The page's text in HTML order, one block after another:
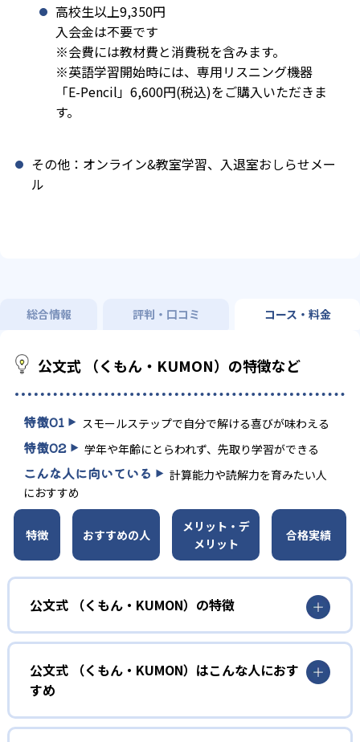
高校生以上9,350円
入会金は不要です
※会費には教材費と消費税を含みます。
※英語学習開始時には、専用リスニング機器
「E-Pencil」6,600円(税込)をご購入いただきま
す。
その他：オンライン&教室学習、入退室おしらせメー
ル
総合情報 評判・口コミ コース・料金
公文式 （くもん・KUMON）の特徴など
特徴01 スモールステップで自分で解ける喜びが味わえる
特徴02 学年や年齢にとらわれず、先取り学習ができる
こんな人に向いている
計算能力や読解力を育みたい人
におすすめ
特徴 おすすめの人
メリット・デ
メリット
合格実績
公文式 （くもん・KUMON）の特徴
01
無学年式の学力別学習
KUMONでは、年齢や学年にとらわれずに、一人ひとりの学
力に応じたレベルから学習を始めている。
確実に100点が取れるレベルから少しずつ難易度を上げてい
公文式 （くもん・KUMON）はこんな人におす
すめ
幼児